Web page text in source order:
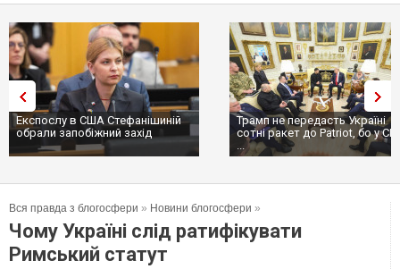
Експослу в США Стефанішиній
обрали запобіжний захід
Трамп не передасть Україні
сотні ракет до Patriot, бо у
...
Вся правда з блогосфери » Новини блогосфери »
Чому Україні слід ратифікувати
Римський статут